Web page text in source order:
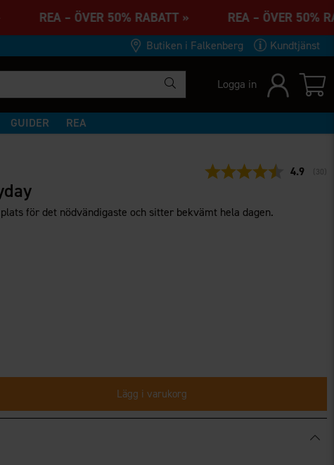
REA – ÖVER 50% RABATT » REA – ÖVER
Butiken i Falkenberg Kundtjänst
Logga in
GUIDER REA
4.9 ( 30
för det nödvändigaste och sitter bekvämt hela dagen.
Lägg i varukorg